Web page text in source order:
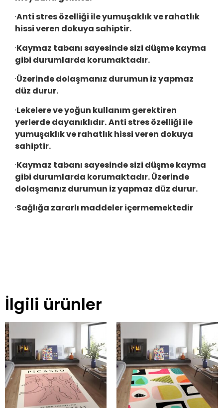
·Anti stres özelliği ile yumuşaklık ve rahatlık
hissi veren dokuya sahiptir.
·Kaymaz tabanı sayesinde sizi düşme kayma
gibi durumlarda korumaktadır.
·Üzerinde dolaşmanız durumun iz yapmaz
düz durur.
·Lekelere ve yoğun kullanım gerektiren
yerlerde dayanıklıdır.Anti stres özelliği ile
yumuşaklık ve rahatlık hissi veren dokuya
sahiptir.
·Kaymaz tabanı sayesinde sizi düşme kayma
gibi durumlarda korumaktadır. Üzerinde
dolaşmanız durumun iz yapmaz düz durur.
·Sağlığa zararlı maddeler içermemektedir
İlgili ürünler